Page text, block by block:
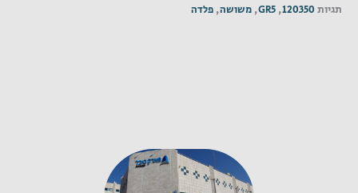
תגיות 120350
,
GR5
, משושה, פלדה